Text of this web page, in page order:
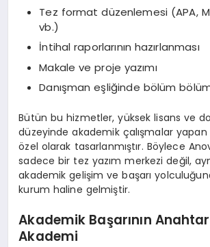
Tez format düzenlemesi (APA,
vb.)
İntihal raporlarının hazırlanması
Makale ve proje yazımı
Danışman eşliğinde bölüm
Bütün bu hizmetler, yüksek lisans ve
düzeyinde akademik çalışmalar
özel olarak tasarlanmıştır. Böylece
sadece bir tez yazım merkezi değil,
akademik gelişim ve başarı
kurum haline gelmiştir.
Akademik Başarının
Akademi